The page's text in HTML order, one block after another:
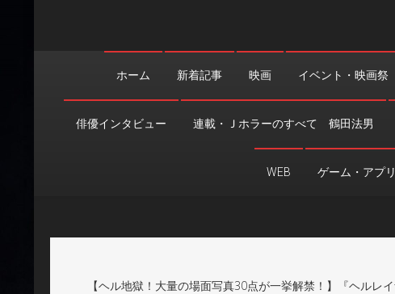
ホーム 新着記事 映画 イベント・映画祭
俳優インタビュー 連載・Ｊホラーのすべて 鶴田法男
WEB ゲーム・アプリ
【ヘル地獄！大量の場面写真30点が一挙解禁！】『ヘルレ